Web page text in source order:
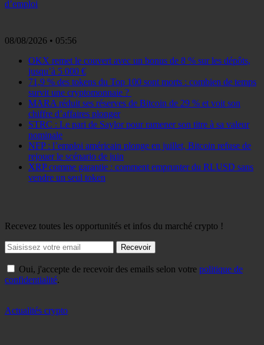
d’emploi
08/08/2026 • 05:56
OKX remet le couvert avec un bonus de 8 % sur les dépôts,
jusqu’à 5 000 €
71,9 % des tokens du Top 100 sont morts : combien de temps
survit une cryptomonnaie ?
MARA réduit ses réserves de Bitcoin de 29 % et voit son
chiffre d’affaires plonger
STRC : Le pari de Saylor pour ramener son titre à sa valeur
nominale
NFP : l’emploi américain plonge en juillet, Bitcoin refuse de
rejouer le scénario de juin
XRP comme garantie : comment emprunter du RLUSD sans
vendre un seul token
Recevez toutes les opportunités et infos du marché crypto !
Recevoir
Oui, j'accepte de recevoir des emails selon votre politique de
confidentialité.
Actualités crypto